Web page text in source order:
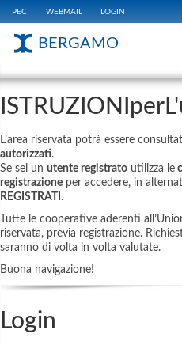
PEC WEBMAIL LOGIN
BERGAMO
L’area riservata potrà essere
autorizzati.
Se sei un utente registrato utilizza le
registrazione per accedere, in
REGISTRATI .
Tutte le cooperative aderenti
riservata, previa registrazione.
saranno di volta in volta valutate.
Buona navigazione!
Login